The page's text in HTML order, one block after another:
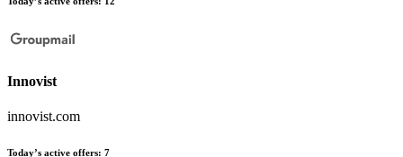
Innovist
innovist.com
Today’s active offers: 7